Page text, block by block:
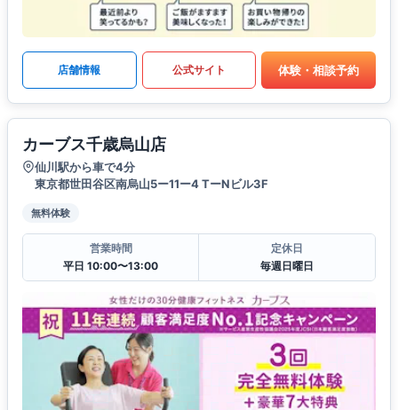
店舗情報 公式サイト 体験・相談予約
カーブス千歳烏山店
仙川駅から車で4分
東京都世田谷区南烏山5ー11ー4 TーNビル3F
無料体験
営業時間
平日 10:00〜13:00
定休日
毎週日曜日